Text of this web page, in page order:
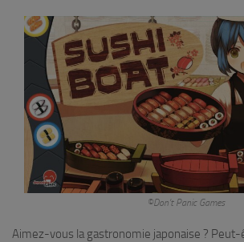
©Don’t Panic Games
Aimez-vous la gastronomie japonaise ?